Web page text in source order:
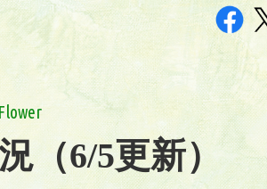
Flower
（6/5更新）